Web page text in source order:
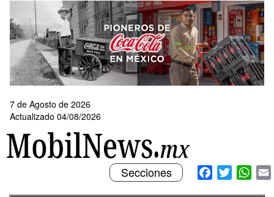
contenido
principal
7 de Agosto de 2026
Actualizado 04/08/2026
Facebook
Twitter
Toggle
navigation
Secciones